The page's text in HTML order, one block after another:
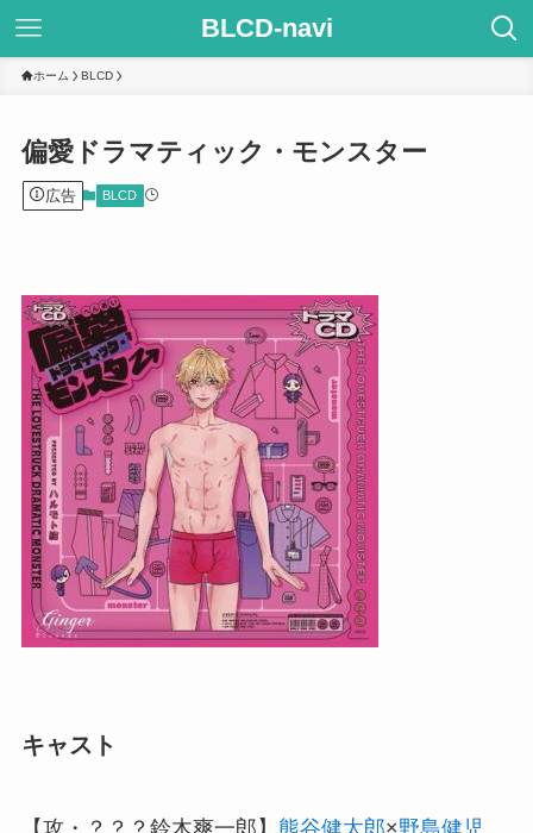
BLCD-navi
ホーム BLCD
偏愛ドラマティック・モンスター
広告 BLCD
キャスト
【攻・？？？鈴木爽一郎】 熊谷健太郎×野島健児